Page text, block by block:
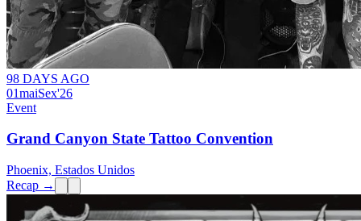
98 DAYS AGO
01maiSex'26
Event
Grand Canyon State Tattoo Convention
Phoenix, Estados Unidos
Recap →